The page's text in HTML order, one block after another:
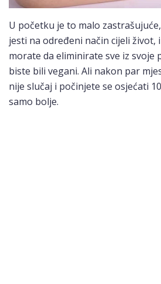
U početku je to malo
jesti na određeni način cijeli život,
morate da eliminirate sve iz svoje
biste bili vegani. Ali nakon par
nije slučaj i počinjete se osjećati
samo bolje.